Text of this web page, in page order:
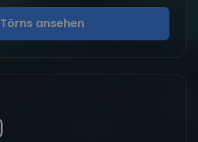
Törns ansehen